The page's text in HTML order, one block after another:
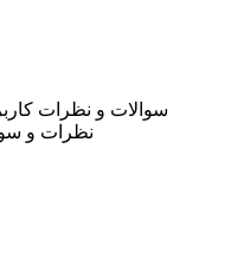
سوالات و نظرات
نظرات و